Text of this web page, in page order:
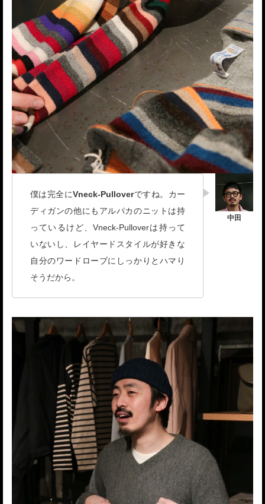
僕は完全にVneck-Pulloverですね。カー
ディガンの他にもアルパカのニットは持
っているけど、Vneck-Pulloverは持って
いないし、レイヤードスタイルが好きな
自分のワードローブにしっかりとハマり
そうだから。